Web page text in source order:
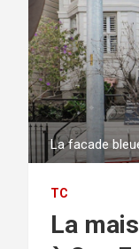
La facade
TC
La